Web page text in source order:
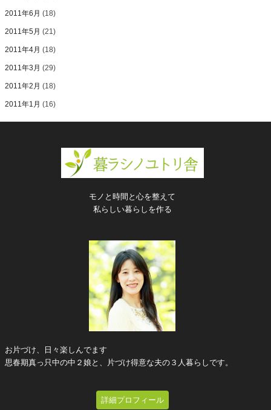
2011年6月 (18)
2011年5月 (21)
2011年4月 (18)
2011年3月 (29)
2011年2月 (18)
2011年1月 (16)
モノと時間と心を整えて
私らしい暮らしを作る
お片づけ、日々楽しんでます
思春期真っ只中の中２娘と、片づけ得意な夫の３人暮らしです。
詳細プロフィール